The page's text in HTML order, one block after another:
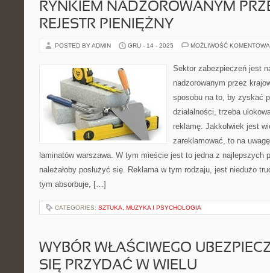
RYNKIEM NADZOROWANYM
REJESTR PIENIĘŻNY
POSTED BY ADMIN GRU - 14 - 2025 MOŻLIWOŚĆ
Sektor zabezpieczeń jest
nadzorowanym przez
sposobu na to, by zyskać
działalności, trzeba
reklamę. Jakkolwiek jest
zareklamować, to na
laminatów warszawa. W tym mieście jest to jedna z najlepszych
należałoby posłużyć się. Reklama w tym rodzaju, jest niedużo
tym absorbuje, […]
CATEGORIES: SZTUKA, MUZYKA I PSYCHOLOGIA
WYBÓR WŁAŚCIWEGO
SIĘ PRZYDAĆ W WIELU